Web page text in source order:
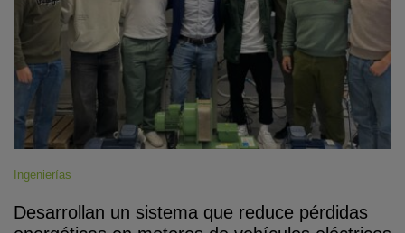
Ingenierías
Desarrollan un sistema que reduce pérdidas